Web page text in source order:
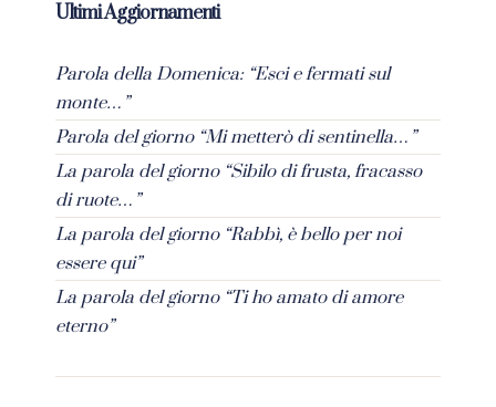
Ultimi Aggiornamenti
Parola della Domenica: “Esci e fermati sul
monte…”
Parola del giorno “Mi metterò di sentinella…”
La parola del giorno “Sibilo di frusta, fracasso
di ruote…”
La parola del giorno “Rabbì, è bello per noi
essere qui”
La parola del giorno “Ti ho amato di amore
eterno”